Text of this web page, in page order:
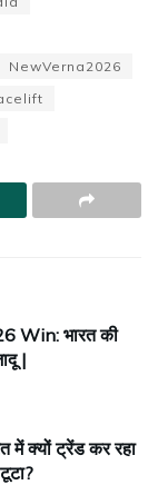
NewVerna2026
Win: भारत की
|
क्यों ट्रेंड कर रहा